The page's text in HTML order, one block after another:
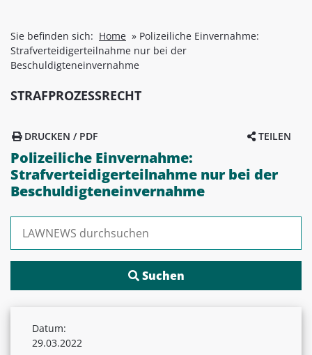
Sie befinden sich: Home » Polizeiliche Einvernahme:
Strafverteidigerteilnahme nur bei der
Beschuldigteneinvernahme
STRAFPROZESSRECHT
TEILEN
DRUCKEN / PDF
Polizeiliche Einvernahme:
Strafverteidigerteilnahme nur bei der
Beschuldigteneinvernahme
Datum:
29.03.2022